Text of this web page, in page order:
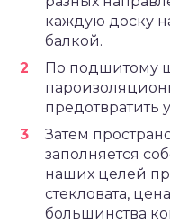
каждую доску
балкой.
По подшитому
предотвратить
Затем
заполняется
наших целей
стекловата,
большинства